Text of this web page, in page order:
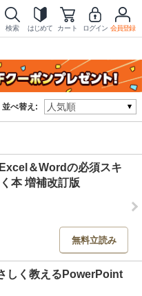
検索 はじめて カート ログイン 会員登録
並べ替え:
＆Wordの必須スキ
本 増補改訂版
無料立読み
しく教えるPowerPoint